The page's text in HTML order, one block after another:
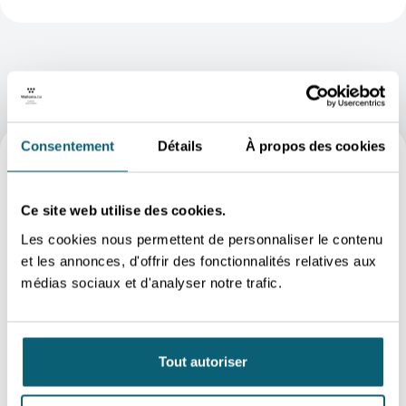
Consentement Détails À propos des cookies
Ce site web utilise des cookies.
Les cookies nous permettent de personnaliser le contenu
et les annonces, d'offrir des fonctionnalités relatives aux
médias sociaux et d'analyser notre trafic.
Tout autoriser
FAQ
Est-ce que mon entreprise peut bénéficier
des secrétariats d’intendance à l’exportation
(SIE) ?
trading
Puis-je choisir librement mon traducteur ?
d’intendance à l’exportation
Quelle est la première démarche à effectuer ?